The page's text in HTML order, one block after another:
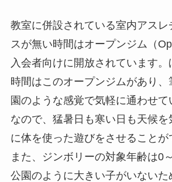
教室に併設されている室内アスレ
スが無い時間はオープンジム（
入会者向けに開放されています。
時間はこのオープンジムがあり、
園のような感覚で気軽に通わせ
なので、猛暑日も寒い日も天候
に体を使った遊びをさせることが
また、ジンボリーの対象年齢は0
公園のように大きい子がいないた